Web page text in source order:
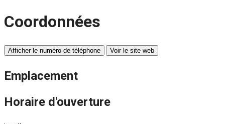
Coordonnées
Afficher le numéro de téléphone Voir le site web
Emplacement
Horaire d'ouverture